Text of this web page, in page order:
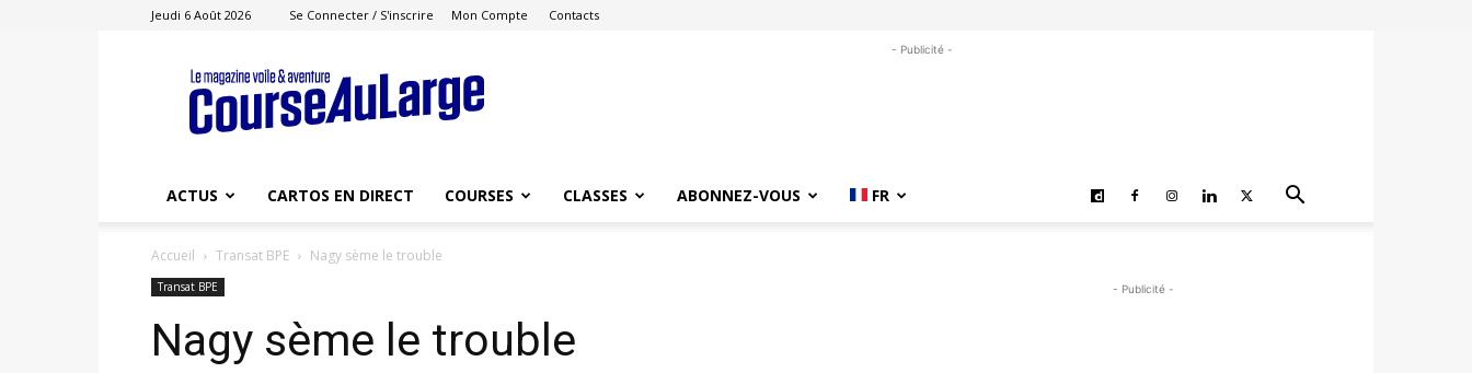
Jeudi 6 Août 2026 Se Connecter / S'inscrire Mon Compte Contacts
Course
au
Large
- Publicité -
ACTUS CARTOS EN DIRECT COURSES CLASSES ABONNEZ-VOUS FR
Accueil Transat BPE Nagy sème le trouble
Transat BPE
Nagy sème le trouble
- Publicité -